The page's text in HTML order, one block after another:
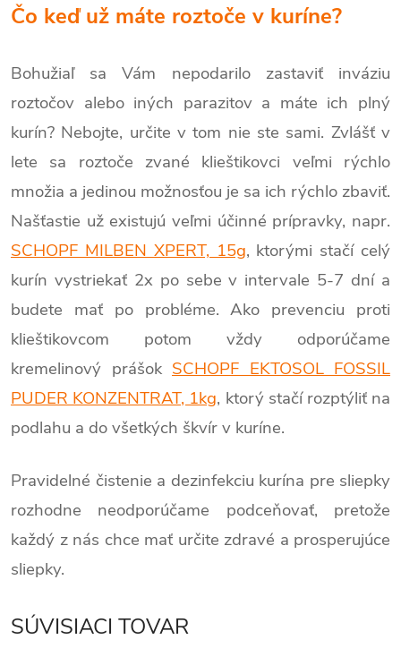
Čo keď už máte roztoče v kuríne?
Bohužiaľ sa Vám nepodarilo zastaviť inváziu
roztočov alebo iných parazitov a máte ich plný
kurín? Nebojte, určite v tom nie ste sami. Zvlášť v
lete sa roztoče zvané klieštikovci veľmi rýchlo
množia a jedinou možnosťou je sa ich rýchlo zbaviť.
Našťastie už existujú veľmi účinné prípravky, napr.
SCHOPF MILBEN XPERT, 15g, ktorými stačí celý
kurín vystriekať 2x po sebe v intervale 5-7 dní a
budete mať po probléme. Ako prevenciu proti
klieštikovcom potom vždy odporúčame
kremelinový prášok SCHOPF EKTOSOL FOSSIL
PUDER KONZENTRAT, 1kg, ktorý stačí rozptýliť na
podlahu a do všetkých škvír v kuríne.
Pravidelné čistenie a dezinfekciu kurína pre sliepky
rozhodne neodporúčame podceňovať, pretože
každý z nás chce mať určite zdravé a prosperujúce
sliepky.
SÚVISIACI TOVAR